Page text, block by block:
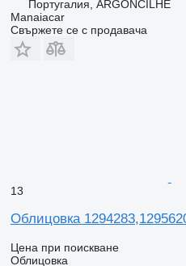
Португалия, ARGONCILHE
Manaiacar
Свържете се с продавача
13
Облицовка
Цена при поискване
Облицовка